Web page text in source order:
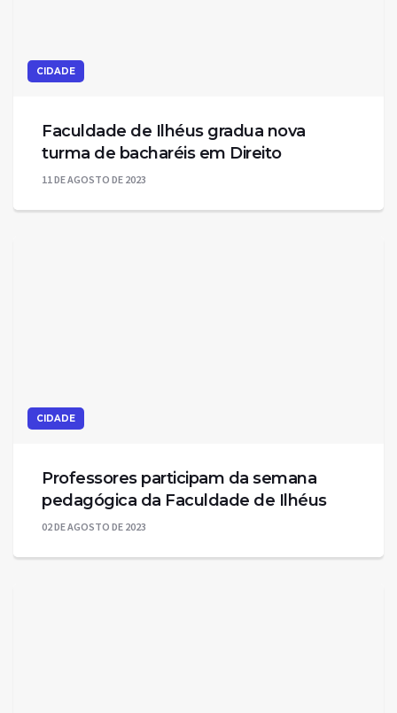
CIDADE
Faculdade de Ilhéus gradua nova
turma de bacharéis em Direito
11 DE AGOSTO DE 2023
CIDADE
Professores participam da semana
pedagógica da Faculdade de Ilhéus
02 DE AGOSTO DE 2023